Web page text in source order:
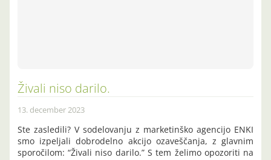
Živali niso darilo.
13. december 2023
Ste zasledili? V sodelovanju z marketinško agencijo ENKI
smo izpeljali dobrodelno akcijo ozaveščanja, z glavnim
sporočilom: “Živali niso darilo.” S tem želimo opozoriti na